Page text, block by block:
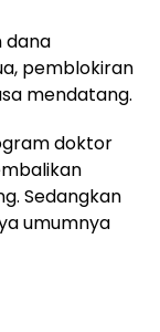
dana
pemblokiran
mendatang.
doktor
Sedangkan
umumnya